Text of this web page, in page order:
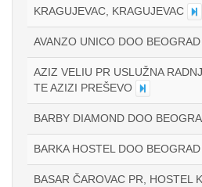
KRAGUJEVAC, KRAGUJEVAC
AVANZO UNICO DOO BEOGRAD
AZIZ VELIU PR USLUŽNA
TE AZIZI PREŠEVO
BARBY DIAMOND DOO
BARKA HOSTEL DOO BEOGRAD
BASAR ČAROVAC PR, HOSTEL